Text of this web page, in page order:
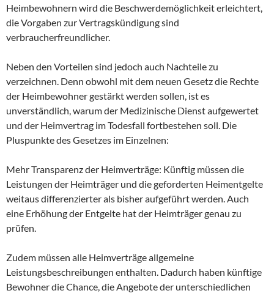
Heimbewohnern wird die Beschwerdemöglichkeit erleichtert,
die Vorgaben zur Vertragskündigung sind
verbraucherfreundlicher.
Neben den Vorteilen sind jedoch auch Nachteile zu
verzeichnen. Denn obwohl mit dem neuen Gesetz die Rechte
der Heimbewohner gestärkt werden sollen, ist es
unverständlich, warum der Medizinische Dienst aufgewertet
und der Heimvertrag im Todesfall fortbestehen soll. Die
Pluspunkte des Gesetzes im Einzelnen:
Mehr Transparenz der Heimverträge: Künftig müssen die
Leistungen der Heimträger und die geforderten Heimentgelte
weitaus differenzierter als bisher aufgeführt werden. Auch
eine Erhöhung der Entgelte hat der Heimträger genau zu
prüfen.
Zudem müssen alle Heimverträge allgemeine
Leistungsbeschreibungen enthalten. Dadurch haben künftige
Bewohner die Chance, die Angebote der unterschiedlichen